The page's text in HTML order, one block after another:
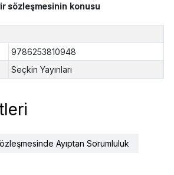
sözleşmesinin konusu
9786253810948
Seçkin Yayınları
Ayıptan Sorumluluk